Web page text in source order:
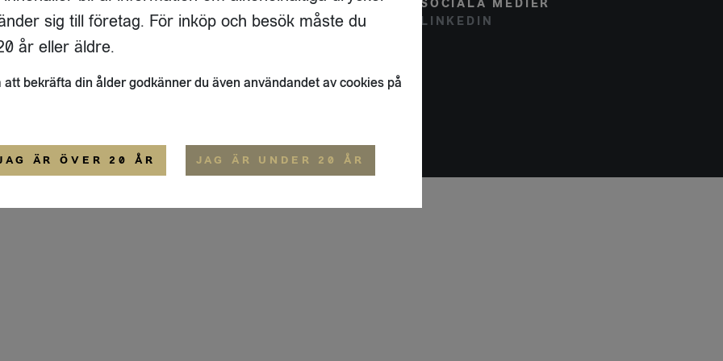
17 A
STOCKHOLM
FLAIVY
OM OSS
SOCIALA MEDIER
LINKEDIN
ALLMÄNNA VILLKOR
sig till företag. För inköp och besök måste du
år eller äldre.
att bekräfta din ålder godkänner du även användandet av cookies på
ÄR ÖVER 20 ÅR JAG ÄR UNDER 20 ÅR